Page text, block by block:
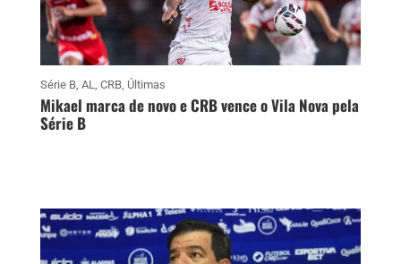
Série B, AL CRB, Últimas
Mikael marca de novo e CRB vence o Vila Nova pela
Série B